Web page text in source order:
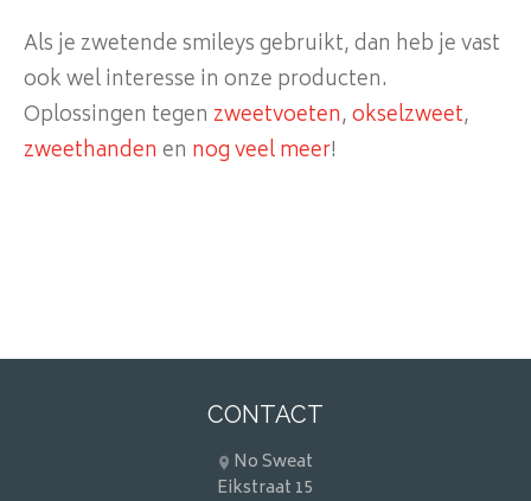
Als je zwetende smileys gebruikt, dan heb je vast
ook wel interesse in onze producten.
Oplossingen tegen zweetvoeten,okselzweet,
zweethanden en nog veel meer!
CONTACT
No Sweat
Eikstraat 15